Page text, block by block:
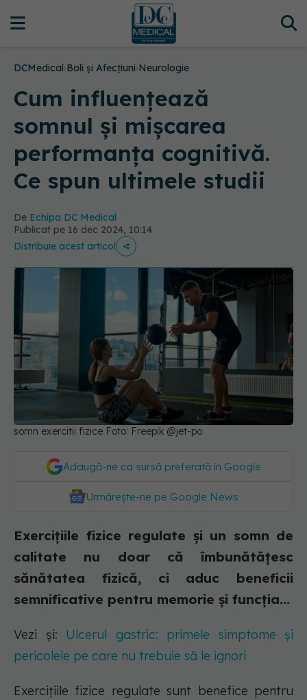
DCMedical›Boli și Afecțiuni›Neurologie
Cum influențează
somnul și mișcarea
performanța cognitivă.
Ce spun ultimele studii
De Echipa DC Medical
Publicat pe 16 dec 2024, 10:14
Distribuie acest articol
somn exercitii fizice Foto: Freepik @jet-po
Adaugă-ne ca sursă preferată în Google
Urmărește-ne pe Google News
Exercițiile fizice regulate și un somn de
calitate nu doar că îmbunătățesc
sănătatea fizică, ci aduc beneficii
semnificative pentru memorie și funcția...
Vezi și: Ulcerul gastric: primele simptome și
pericolele pe care nu trebuie să le ignori
Exercițiile fizice regulate sunt benefice pentru